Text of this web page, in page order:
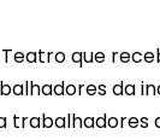
que
da